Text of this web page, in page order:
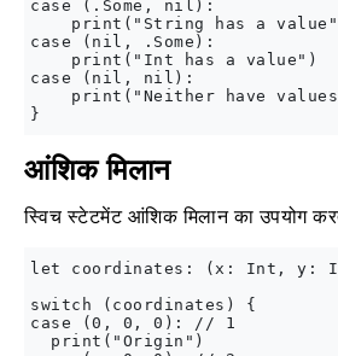
case (.Some, nil):
print("String has a
case (nil, .Some):
    print("Int has a value")
case (nil, nil):
print("Neither have
आंशिक मिलान
स्विच स्टेटमेंट आंशिक मिलान का उपयोग
let coordinates: (x: Int, y:
switch (coordinates) {
case (0, 0, 0): // 1
  print("Origin")